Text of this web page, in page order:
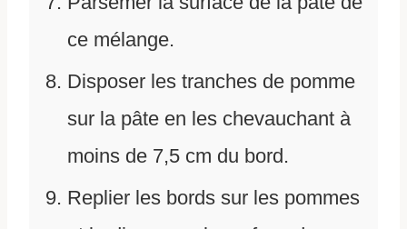
ce mélange.
Disposer les tranches de pomme
sur la pâte en les chevauchant à
moins de 7,5 cm du bord.
Replier les bords sur les pommes